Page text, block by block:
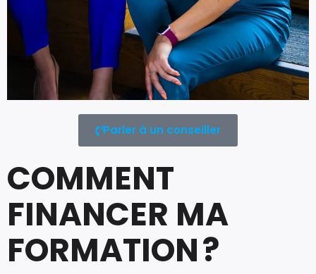
Parler à un conseiller
COMMENT
FINANCER MA
FORMATION ?